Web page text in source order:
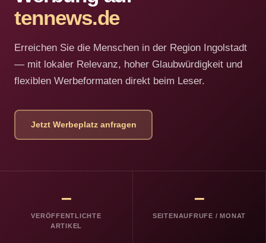
tennews.de
Erreichen Sie die Menschen in der Region Ingolstadt
— mit lokaler Relevanz, hoher Glaubwürdigkeit und
flexiblen Werbeformaten direkt beim Leser.
Jetzt Werbeplatz anfragen
–
VERÖFFENTLICHTE
ARTIKEL
–
SEITENAUFRUFE / MONAT